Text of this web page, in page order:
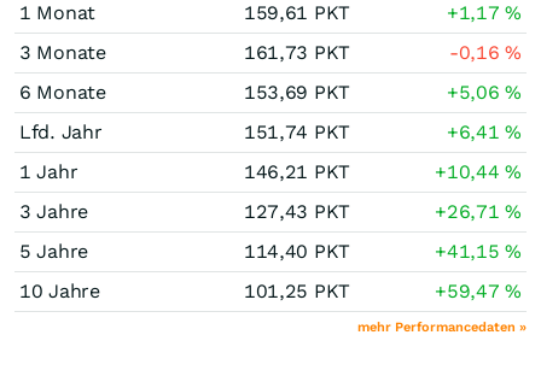
1 Monat
159,61 PKT +1,17%
3 Monate
161,73 PKT -0,16%
6 Monate
153,69 PKT +5,06%
Lfd. Jahr
151,74 PKT +6,41%
1 Jahr
146,21 PKT +10,44%
3 Jahre
127,43 PKT +26,71%
5 Jahre
114,40 PKT +41,15%
10 Jahre
101,25 PKT +59,47%
mehr Performancedaten »